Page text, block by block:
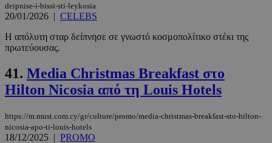
deipnise-i-bissi-sti-leykosia
20/01/2026 | CELEBS
Η απόλυτη σταρ δείπνησε σε γνωστό κοσμοπολίτικο στέκι της
πρωτεύουσας.
41. Media Christmas Breakfast στο
Hilton Nicosia από τη Louis Hotels
https://m.must.com.cy/gr/culture/promo/media-christmas-breakfast-sto-hilton-
nicosia-apo-ti-louis-hotels
18/12/2025 | PROMO